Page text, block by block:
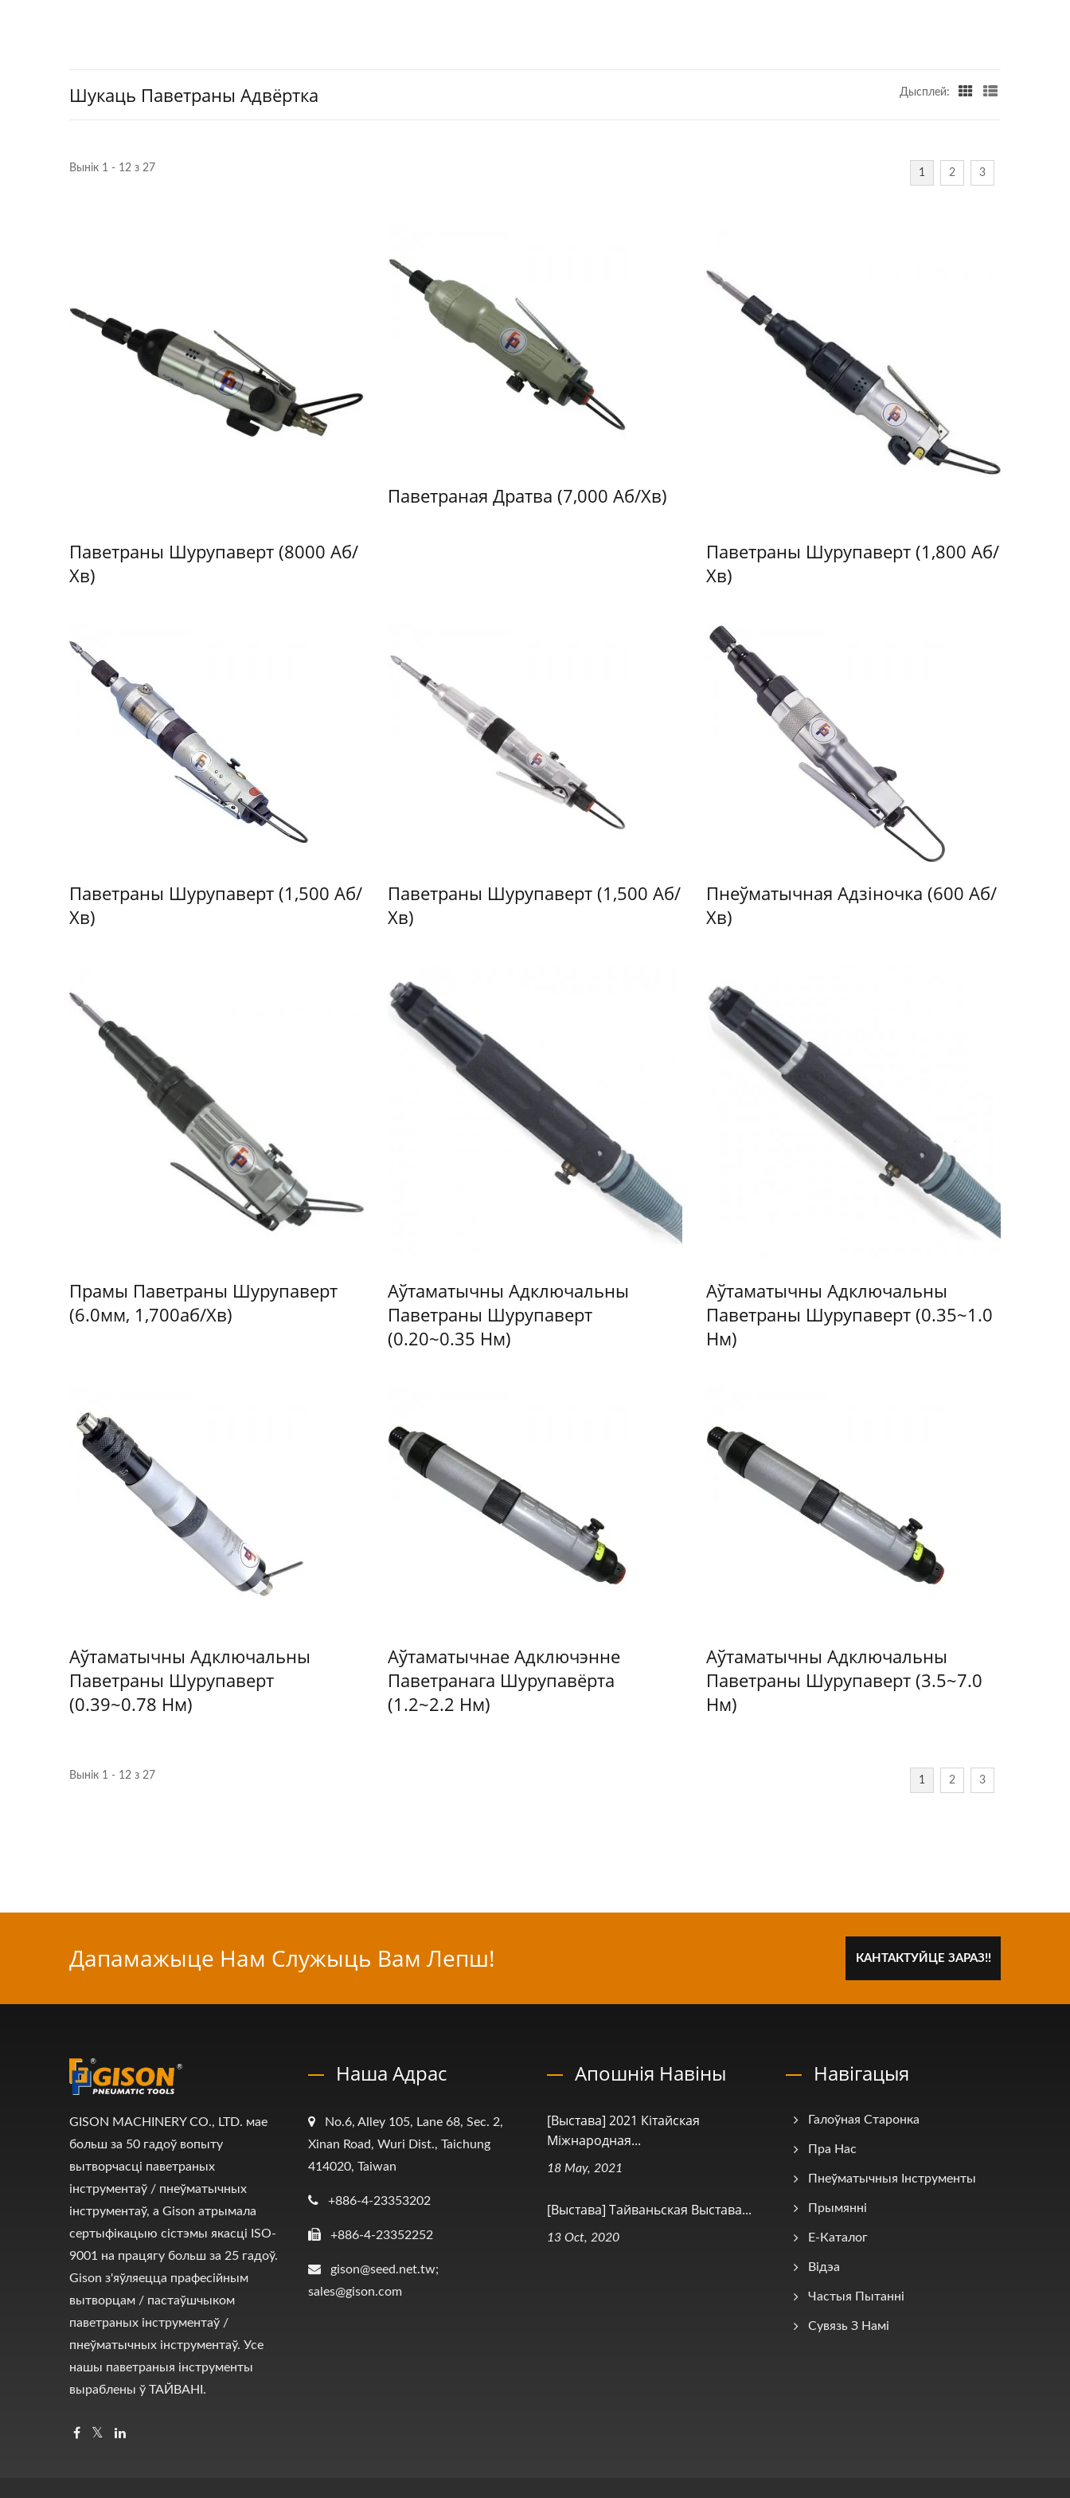
Шукаць Паветраны Адвёртка Дысплей:
Вынік 1 - 12 з 27 1 2 3
Паветраны Шурупаверт (8000 Аб/
Хв)
Паветраная Дратва (7,000 Аб/хв)
Паветраны Шурупаверт (1,800 Аб/
Хв)
Паветраны Шурупаверт (1,500 Аб/
Хв)
Паветраны Шурупаверт (1,500 Аб/
Хв)
Пнеўматычная Адзіночка (600 Аб/
Хв)
Прамы Паветраны Шурупаверт
(6.0мм, 1,700аб/хв)
Аўтаматычны Адключальны
Паветраны Шурупаверт
(0.20~0.35 Нм)
Аўтаматычны Адключальны
Паветраны Шурупаверт (0.35~1.0
Нм)
Аўтаматычны Адключальны
Паветраны Шурупаверт
(0.39~0.78 Нм)
Аўтаматычнае Адключэнне
Паветранага Шурупавёрта
(1.2~2.2 Нм)
Аўтаматычны Адключальны
Паветраны Шурупаверт (3.5~7.0
Нм)
Вынік 1 - 12 з 27 1 2 3
Дапамажыце Нам Служыць Вам Лепш! КАНТАКТУЙЦЕ ЗАРАЗ!!
GISON MACHINERY CO., LTD. мае
больш за 50 гадоў вопыту
вытворчасці паветраных
інструментаў / пнеўматычных
інструментаў, а Gison атрымала
сертыфікацыю сістэмы якасці ISO-
9001 на працягу больш за 25 гадоў.
Gison з'яўляецца прафесійным
вытворцам / пастаўшчыком
паветраных інструментаў /
пнеўматычных інструментаў. Усе
нашы паветраныя інструменты
выраблены ў ТАЙВАНІ.
Наша Адрас
No.6, Alley 105, Lane 68, Sec. 2,
Xinan Road, Wuri Dist., Taichung
414020, Taiwan
+886-4-23353202
+886-4-23352252
gison@seed.net.tw;
sales@gison.com
Апошнія Навіны
[Выстава] 2021 Кітайская
Міжнародная...
18 May, 2021
[Выстава] Тайваньская Выстава...
13 Oct, 2020
Навігацыя
Галоўная Старонка
Пра Нас
Пнеўматычныя Інструменты
Прымянні
E-Каталог
Відэа
Частыя Пытанні
Сувязь З Намі